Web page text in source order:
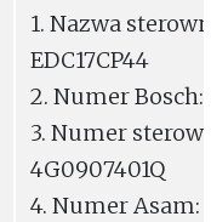
1. Nazwa
EDC17CP44
2. Numer Bosch:
3. Numer
4G0907401Q
4. Numer Asam: